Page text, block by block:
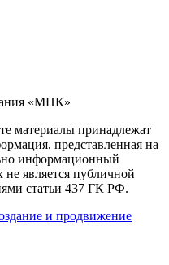
«МПК»
материалы принадлежат
представленная на
информационный
является публичной
статьи 437 ГК РФ.
и продвижение